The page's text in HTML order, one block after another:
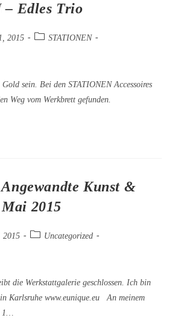
– Edles Trio
2015
Beitrags-
STATIONEN
Gold sein. Bei den STATIONEN Accessoires
Weg vom Werkbrett gefunden.
Kunst &
2015
2015
Beitrags-
Uncategorized
die Werkstattgalerie geschlossen. Ich bin
in Karlsruhe www.eunique.eu An meinem
1…